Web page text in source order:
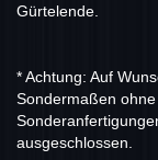
Gürtelende.
* Achtung: Auf
Sondermaßen
ausgeschlossen.